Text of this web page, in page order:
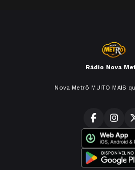
Rádio Nova
Nova Metrô MUITO MAIS